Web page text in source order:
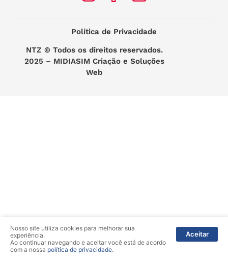
Política de Privacidade
NTZ © Todos os direitos reservados.
2025 – MIDIASIM Criação e Soluções
Web
Nosso site utiliza cookies para melhorar sua
experiência.
Ao continuar navegando e aceitar você está de acordo
com a nossa política de privacidade.
Aceitar